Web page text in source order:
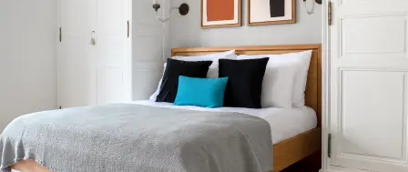
Améliorez votre séjour